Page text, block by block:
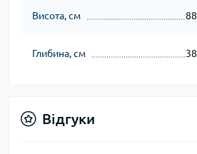
Висота, см 88
Глибина, см 38
Відгуки